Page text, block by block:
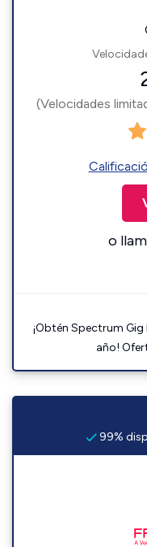
(Velocidades
o
¡Obtén Spectrum
año!
99%